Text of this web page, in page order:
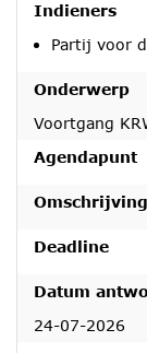
Indieners
Partij voor
Onderwerp
Voortgang
Agendapunt
Omschrijving
Deadline
Datum
24-07-2026